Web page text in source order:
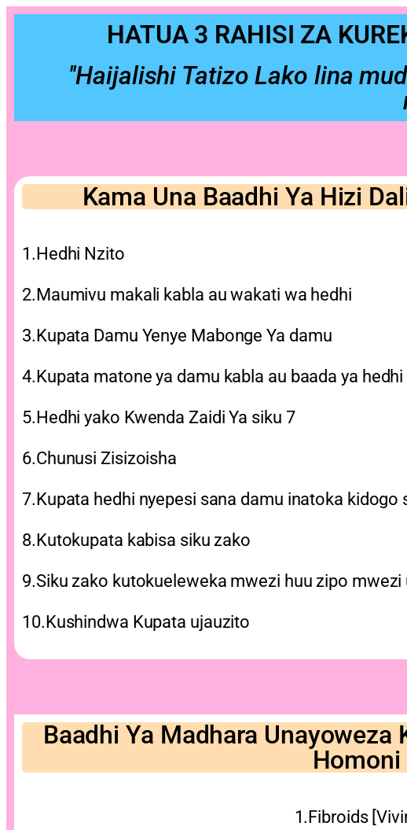
HATUA 3 RAHISI ZA
''Haijalishi Tatizo Lako lina
Kama Una Baadhi Ya Hizi
1.Hedhi Nzito
2.Maumivu makali kabla au wakati wa hedhi
3.Kupata Damu Yenye Mabonge Ya damu
4.Kupata matone ya damu kabla au baada ya hedhi
5.Hedhi yako Kwenda Zaidi Ya siku 7
6.Chunusi Zisizoisha
7.Kupata hedhi nyepesi sana damu inatoka kidogo
8.Kutokupata kabisa siku zako
9.Siku zako kutokueleweka mwezi huu zipo mwezi
10.Kushindwa Kupata ujauzito
Baadhi Ya Madhara
1.Fibroids